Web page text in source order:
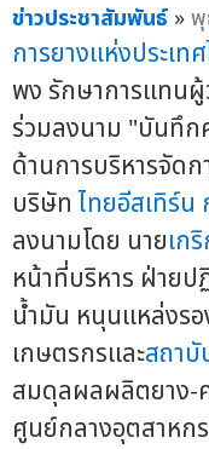
ข่าวประชาสัมพันธ์ »พุ
การยางแห่งประเท
พง รักษาการแทนผู้
ร่วมลงนาม "บันทึก
ด้านการบริหารจัด
บริษัทไทยอีสเทิร์น
ลงนามโดย นายเก
หน้าที่บริหาร ฝ่ายป
น้ำมัน หนุนแหล่งร
เกษตรกรและสถาบั
สมดุลผลผลิตยาง-
ศูนย์กลางอุตสาหก